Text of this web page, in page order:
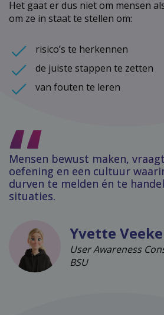
Het gaat er dus niet om mensen
om ze in staat te stellen om:
risico’s te herkennen
de juiste stappen te zetten
van fouten te leren
Mensen bewust maken,
oefening en een cultuur
durven te melden én te
situaties.
Yvette Veeke
User Awareness
BSU